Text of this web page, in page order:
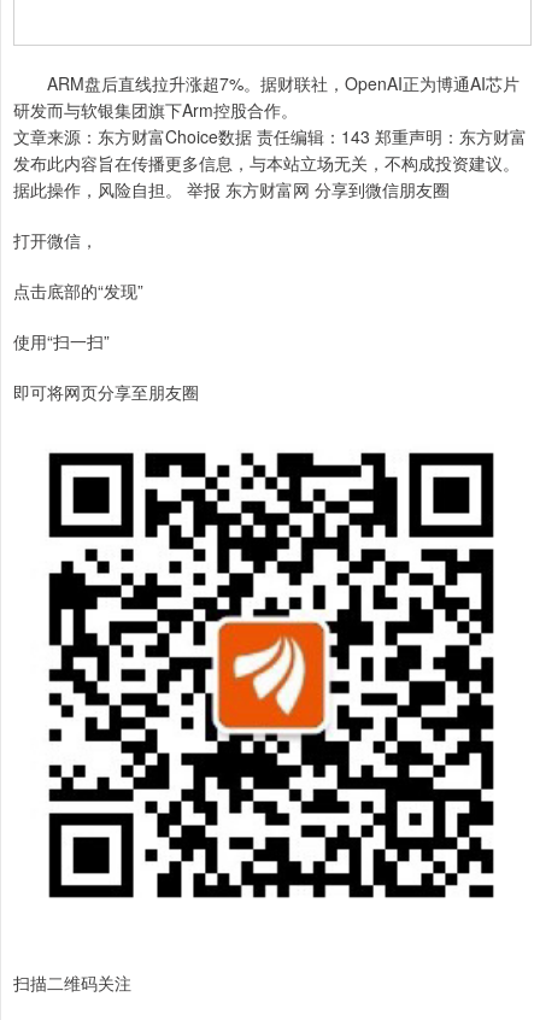
ARM盘后直线拉升涨超7%。据财联社，OpenAI正为博通AI芯片
研发而与软银集团旗下Arm控股合作。
文章来源：东方财富Choice数据 责任编辑：143 郑重声明：东方财富
发布此内容旨在传播更多信息，与本站立场无关，不构成投资建议。
据此操作，风险自担。 举报 东方财富网 分享到微信朋友圈
打开微信，
点击底部的“发现”
使用“扫一扫”
即可将网页分享至朋友圈
扫描二维码关注